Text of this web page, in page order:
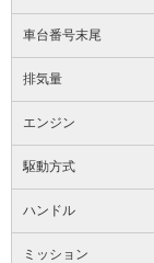
車台番号末尾
排気量
エンジン
駆動方式
ハンドル
ミッション